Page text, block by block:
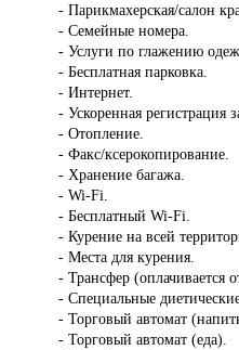
- Парикмахерская/салон
- Семейные номера.
- Услуги по глажению
- Бесплатная парковка.
- Интернет.
- Ускоренная регистрация
- Отопление.
- Факс/ксерокопирование.
- Хранение багажа.
- Wi-Fi.
- Бесплатный Wi-Fi.
- Курение на всей
- Места для курения.
- Трансфер (оплачивается
- Специальные
- Торговый автомат
- Торговый автомат (еда).